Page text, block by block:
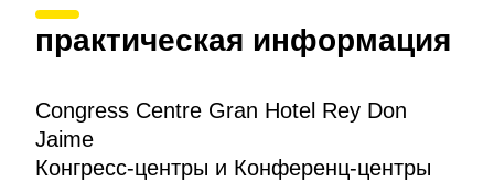
практическая информация
Congress Centre Gran Hotel Rey Don
Jaime
Конгресс-центры и Конференц-центры